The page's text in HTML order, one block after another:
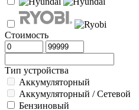
Стоимость
Тип устройства
Аккумуляторный
Аккумуляторный / Сетевой
Бензиновый